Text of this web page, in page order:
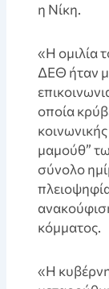
η Νίκη.
«Η ομιλία
ΔΕΘ ήταν
οποία
μαμούθ”
σύνολο
κόμματος.
«Η